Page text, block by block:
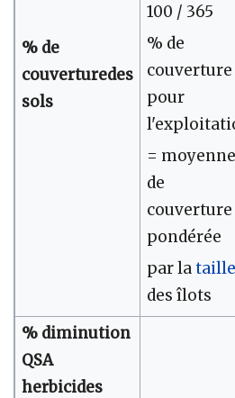
% de
couverturedes
sols
100 / 365
% de
couverture
pour
= moyenne
de
couverture
pondérée
par lataille
des îlots
% diminution
QSA
herbicides